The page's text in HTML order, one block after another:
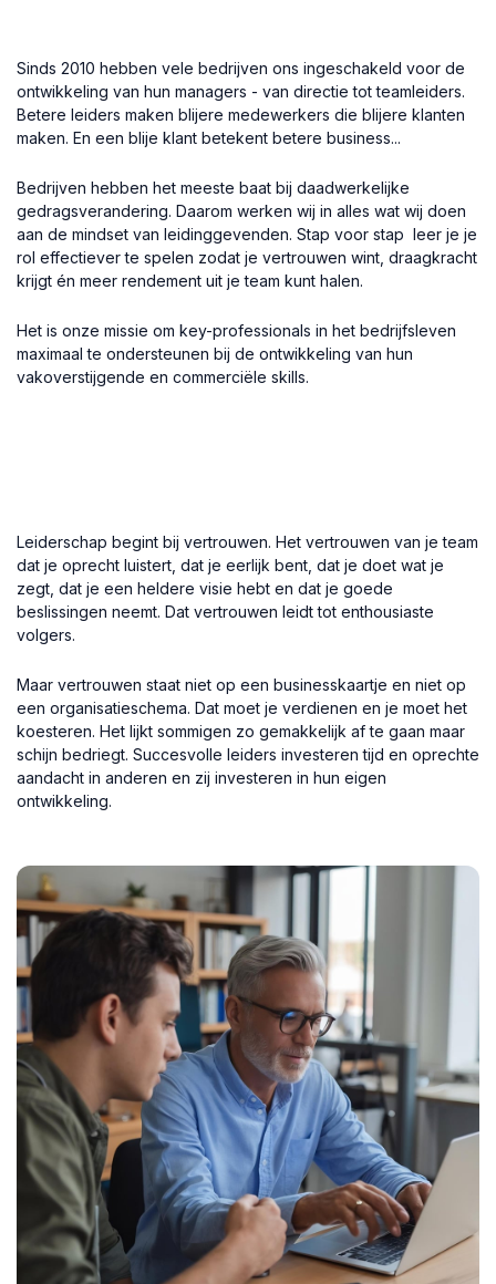
Sinds 2010 hebben vele bedrijven ons ingeschakeld voor de
ontwikkeling van hun managers - van directie tot teamleiders.
Betere leiders maken blijere medewerkers die blijere klanten
maken. En een blije klant betekent betere business...
Bedrijven hebben het meeste baat bij daadwerkelijke
gedragsverandering. Daarom werken wij in alles wat wij doen
aan de mindset van leidinggevenden. Stap voor stap leer je je
rol effectiever te spelen zodat je vertrouwen wint, draagkracht
krijgt én meer rendement uit je team kunt halen.
Het is onze missie om key-professionals in het bedrijfsleven
maximaal te ondersteunen bij de ontwikkeling van hun
vakoverstijgende en commerciële skills.
Leiderschap begint bij vertrouwen. Het vertrouwen van je team
dat je oprecht luistert, dat je eerlijk bent, dat je doet wat je
zegt, dat je een heldere visie hebt en dat je goede
beslissingen neemt. Dat vertrouwen leidt tot enthousiaste
volgers.
Maar vertrouwen staat niet op een businesskaartje en niet op
een organisatieschema. Dat moet je verdienen en je moet het
koesteren. Het lijkt sommigen zo gemakkelijk af te gaan maar
schijn bedriegt. Succesvolle leiders investeren tijd en oprechte
aandacht in anderen en zij investeren in hun eigen
ontwikkeling.